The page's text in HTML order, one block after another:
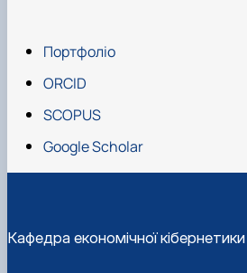
Портфоліо
ORCID
SCOPUS
Google Scholar
Кафедра економічної кібернетики